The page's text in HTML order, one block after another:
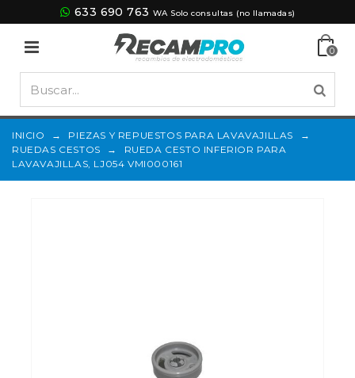
633 690 763 WA Solo consultas (no llamadas)
0
INICIO → PIEZAS Y REPUESTOS PARA LAVAVAJILLAS
→
RUEDAS CESTOS
→
RUEDA CESTO INFERIOR PARA
LAVAVAJILLAS, LJ054 VMI000161